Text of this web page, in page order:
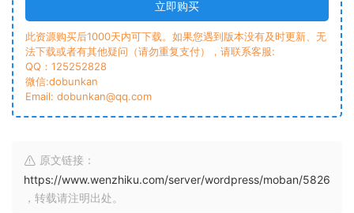
立即购买
此资源购买后1000天内可下载。如果您遇到版本没有及时更新、无
法下载或者有其他疑问（请勿重复支付），请联系客服:
QQ：125252828
微信:dobunkan
Email: dobunkan@qq.com
原文链接：
https://www.wenzhiku.com/server/wordpress/moban/5826
，转载请注明出处。